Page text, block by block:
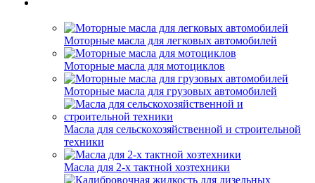
Моторные масла для легковых автомобилей
Моторные масла для мотоциклов
Моторные масла для грузовых автомобилей
Масла для сельскохозяйственной и строительной
техники
Масла для 2-х тактной хозтехники